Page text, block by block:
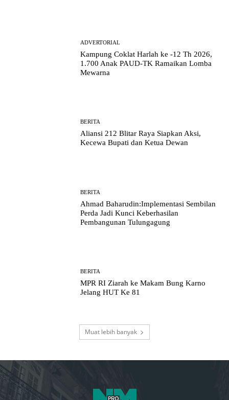
ADVERTORIAL
Kampung Coklat Harlah ke -12 Th 2026,
1.700 Anak PAUD-TK Ramaikan Lomba
Mewarna
BERITA
Aliansi 212 Blitar Raya Siapkan Aksi,
Kecewa Bupati dan Ketua Dewan
BERITA
Ahmad Baharudin:Implementasi Sembilan
Perda Jadi Kunci Keberhasilan
Pembangunan Tulungagung
BERITA
MPR RI Ziarah ke Makam Bung Karno
Jelang HUT Ke 81
Muat lebih banyak